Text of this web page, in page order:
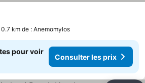
les prix
0.7 km de : Anemomylos
pour voir
Consulter les prix